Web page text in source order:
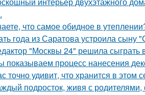
что самое обидное в
года из Саратова устроила
"Москвы 24" решила сыграть
показываем процесс нанесения
точно удивит, что хранится в этом
подросток, живя с родителями,